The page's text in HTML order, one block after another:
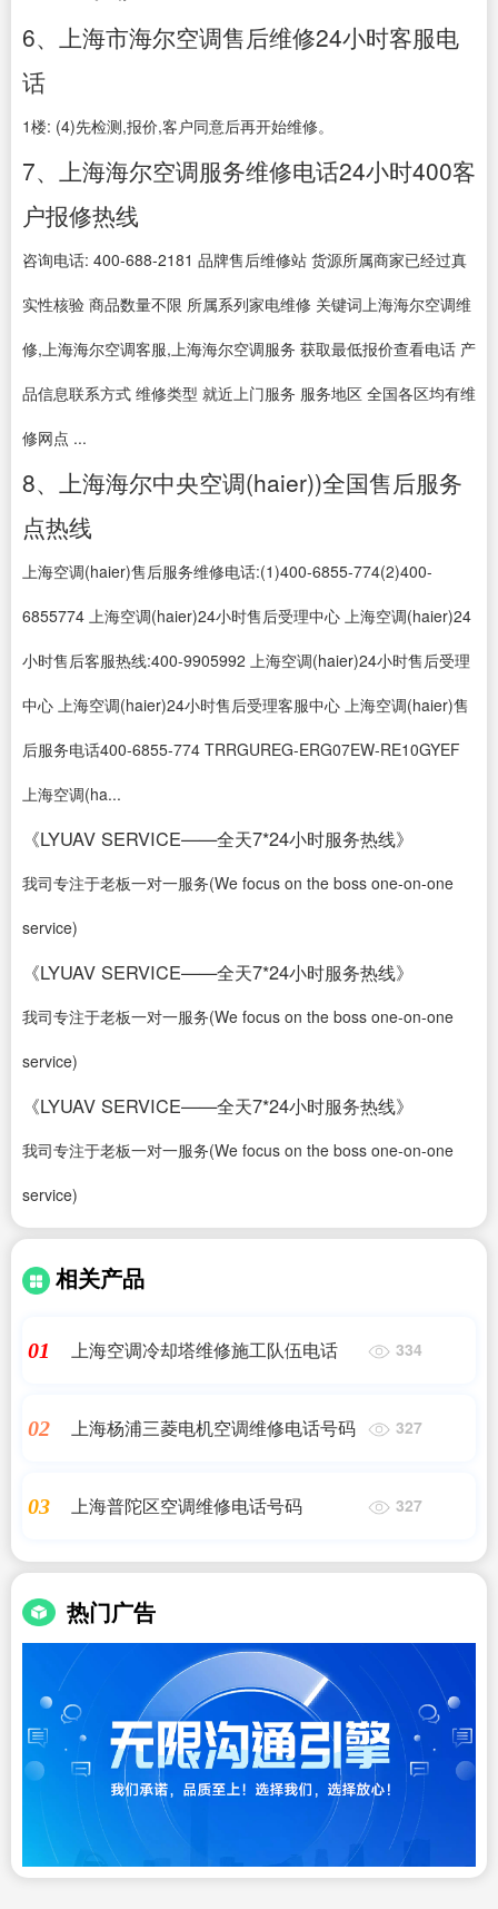
6、上海市海尔空调售后维修24小时客服电
话
1楼: (4)先检测,报价,客户同意后再开始维修。
7、上海海尔空调服务维修电话24小时400客
户报修热线
咨询电话: 400-688-2181 品牌售后维修站 货源所属商家已经过真
实性核验 商品数量不限 所属系列家电维修 关键词上海海尔空调维
修,上海海尔空调客服,上海海尔空调服务 获取最低报价查看电话 产
品信息联系方式 维修类型 就近上门服务 服务地区 全国各区均有维
修网点 ...
8、上海海尔中央空调(haier))全国售后服务
点热线
上海空调(haier)售后服务维修电话:(1)400-6855-774(2)400-
6855774 上海空调(haier)24小时售后受理中心 上海空调(haier)24
小时售后客服热线:400-9905992 上海空调(haier)24小时售后受理
中心 上海空调(haier)24小时售后受理客服中心 上海空调(haier)售
后服务电话400-6855-774 TRRGUREG-ERG07EW-RE10GYEF
上海空调(ha...
《LYUAV SERVICE——全天7*24小时服务热线》
我司专注于老板一对一服务(We focus on the boss one-on-one
service)
《LYUAV SERVICE——全天7*24小时服务热线》
我司专注于老板一对一服务(We focus on the boss one-on-one
service)
《LYUAV SERVICE——全天7*24小时服务热线》
我司专注于老板一对一服务(We focus on the boss one-on-one
service)
相关产品
01 上海空调冷却塔维修施工队伍电话 334
02 上海杨浦三菱电机空调维修电话号码 327
03 上海普陀区空调维修电话号码 327
热门广告